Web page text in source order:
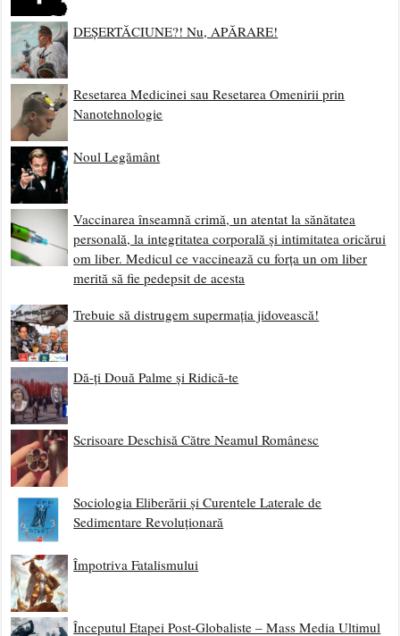
DEȘERTĂCIUNE?! Nu, APĂRARE!
Resetarea Medicinei sau Resetarea Omenirii prin
Nanotehnologie
Noul Legământ
Vaccinarea înseamnă crimă, un atentat la sănătatea
personală, la integritatea corporală și intimitatea oricărui
om liber. Medicul ce vaccinează cu forța un om liber
merită să fie pedepsit de acesta
Trebuie să distrugem supermația jidovească!
Dă-ți Două Palme și Ridică-te
Scrisoare Deschisă Către Neamul Românesc
Sociologia Eliberării și Curentele Laterale de
Sedimentare Revoluționară
Împotriva Fatalismului
Începutul Etapei Post-Globaliste – Mass Media Ultimul